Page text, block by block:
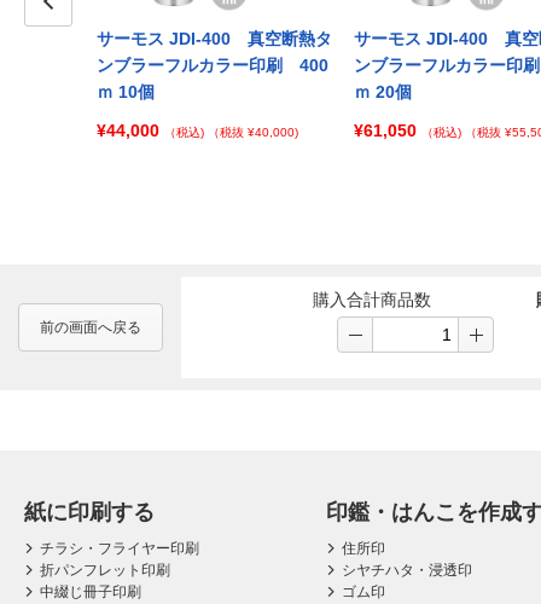
サーモス JDI-400 真空断熱タ
ンブラーフルカラー印刷 400
ｍ 10個
¥44,000
（税込) （税抜 ¥40,000)
サーモス JDI-400 真空
ンブラーフルカラー印
ｍ 20個
¥61,050
（税込) （税抜
前の画面へ戻る
購入合計商品数
紙に印刷する
チラシ・フライヤー印刷
折パンフレット印刷
中綴じ冊子印刷
印鑑・はんこを作成
住所印
シヤチハタ・浸透印
ゴム印